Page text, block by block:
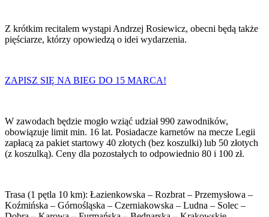
Z krótkim recitalem wystąpi Andrzej Rosiewicz, obecni będą także
pięściarze, którzy opowiedzą o idei wydarzenia.
ZAPISZ SIĘ NA BIEG DO 15 MARCA!
W zawodach będzie mogło wziąć udział 990 zawodników,
obowiązuje limit min. 16 lat. Posiadacze karnetów na mecze Legii
zapłacą za pakiet startowy 40 złotych (bez koszulki) lub 50 złotych
(z koszulką). Ceny dla pozostałych to odpowiednio 80 i 100 zł.
Trasa (1 pętla 10 km): Łazienkowska – Rozbrat – Przemysłowa –
Koźmińska – Górnośląska – Czerniakowska – Ludna – Solec –